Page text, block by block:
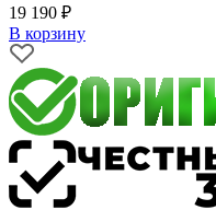
19 190 ₽
В корзину